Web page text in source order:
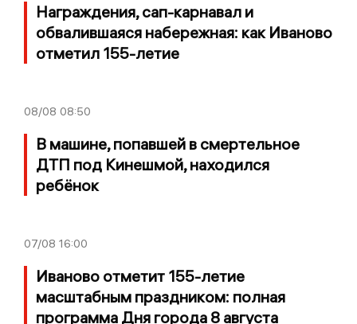
Награждения, сап-карнавал и
обвалившаяся набережная: как Иваново
отметил 155-летие
08/08 08:50
В машине, попавшей в смертельное
ДТП под Кинешмой, находился
ребёнок
07/08 16:00
Иваново отметит 155-летие
масштабным праздником: полная
программа Дня города 8 августа